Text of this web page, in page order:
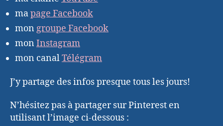
mapage Facebook
mon groupe Facebook
mon Instagram
mon canalTélégram
J’y partage des infos presque tous les jours!
N’hésitez pas à partager sur Pinterest en
utilisant l’image ci-dessous :